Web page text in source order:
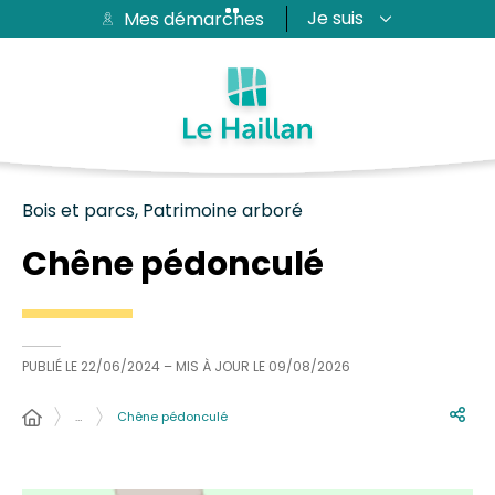
Aide et accessibilité
Passer au menu
Passer au contenuMes démarches Je suis
Bois et parcs, Patrimoine arboré
Chêne pédonculé
PUBLIÉ LE 22/06/2024 – MIS À JOUR LE 09/08/2026
… Chêne pédonculé